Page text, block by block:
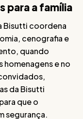
para a família
Bisutti coordena
cenografia e
quando
e no
da Bisutti
que o
segurança.